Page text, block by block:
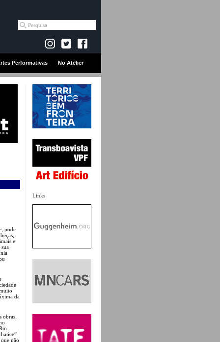
Performativas No Atelier
Links
pode
e
da
obras.
não